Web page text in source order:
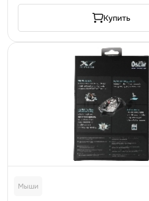
Купить
Мыши